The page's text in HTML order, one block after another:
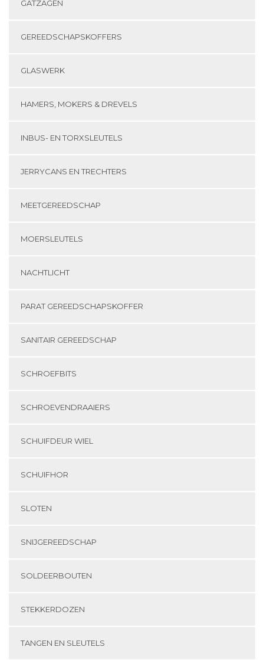
GATZAGEN
GEREEDSCHAPSKOFFERS
GLASWERK
HAMERS, MOKERS & DREVELS
INBUS- EN TORXSLEUTELS
JERRYCANS EN TRECHTERS
MEETGEREEDSCHAP
MOERSLEUTELS
NACHTLICHT
PARAT GEREEDSCHAPSKOFFER
SANITAIR GEREEDSCHAP
SCHROEFBITS
SCHROEVENDRAAIERS
SCHUIFDEUR WIEL
SCHUIFHOR
SLOTEN
SNIJGEREEDSCHAP
SOLDEERBOUTEN
STEKKERDOZEN
TANGEN EN SLEUTELS